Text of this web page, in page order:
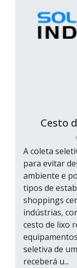
Cesto
A coleta
para evitar
ambiente e
tipos de
shoppings
indústrias,
cesto de lixo
seletiva de
receberá u...